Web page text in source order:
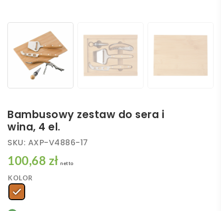
Bambusowy zestaw do sera i
wina, 4 el.
SKU: AXP-V4886-17
100,68 zł netto
KOLOR